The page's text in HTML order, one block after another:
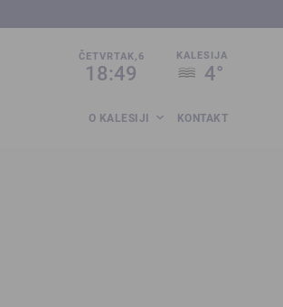
ČETVRTAK,6
18:49
KALESIJA
4°
O KALESIJI KONTAKT